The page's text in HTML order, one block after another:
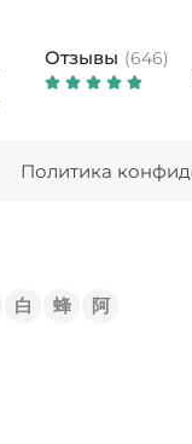
Отзывы (646)
Политика
白 蜂 阿